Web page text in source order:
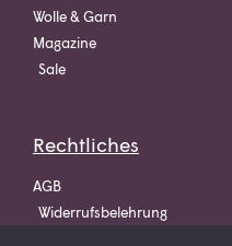
Wolle & Garn
Magazine
Sale
Rechtliches
AGB
Widerrufsbelehrung